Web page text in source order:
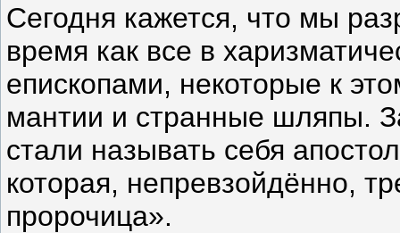
Сегодня кажется, что мы
время как все в
епископами, некоторые к
мантии и странные шляпы.
стали называть себя
которая, непревзойдённо,
пророчица».